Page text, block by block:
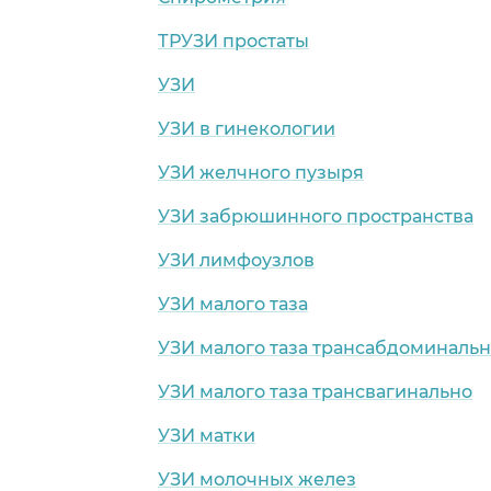
ТРУЗИ простаты
УЗИ
УЗИ в гинекологии
УЗИ желчного пузыря
УЗИ забрюшинного пространства
УЗИ лимфоузлов
УЗИ малого таза
УЗИ малого таза
УЗИ малого таза трансвагинально
УЗИ матки
УЗИ молочных желез